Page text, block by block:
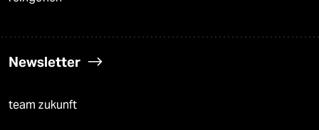
Newsletter
team zukunft